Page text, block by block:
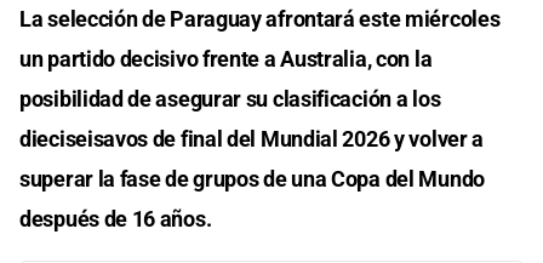
La selección de Paraguay afrontará este miércoles
un partido decisivo frente a Australia, con la
posibilidad de asegurar su clasificación a los
dieciseisavos de final del Mundial 2026 y volver a
superar la fase de grupos de una Copa del Mundo
después de 16 años.